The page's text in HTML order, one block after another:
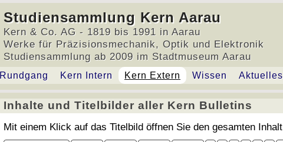
Studiensammlung Kern Aarau
Kern & Co. AG - 1819 bis 1991 in Aarau
Werke für Präzisionsmechanik, Optik und Elektronik
Studiensammlung ab 2009 im Stadtmuseum Aarau
Rundgang Kern Intern Kern Extern Wissen Aktuelles
Inhalte und Titelbilder aller Kern Bulletins
Inhalte und Titelbilder aller Kern Bulletins
Mit einem Klick auf das Titelbild öffnen Sie den gesamten